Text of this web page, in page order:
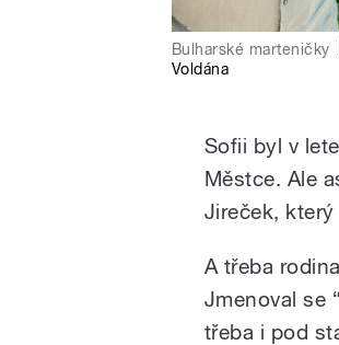
Bulharské marteničky
Voldána
Sofii byl v
Městce. Ale
Jireček,
A třeba
Jmenoval se
třeba i pod